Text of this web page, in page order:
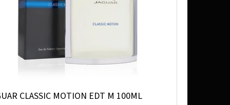
CLASSIC MOTION EDT M 100ML